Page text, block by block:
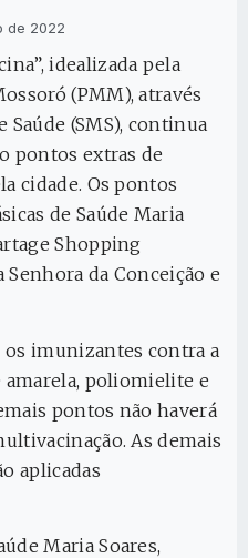
de 2022
idealizada pela
(PMM), através
(SMS), continua
pontos extras de
cidade. Os pontos
de Saúde Maria
Shopping
Senhora da Conceição e
os imunizantes contra a
amarela, poliomielite e
pontos não haverá
As demais
aplicadas
Maria Soares,